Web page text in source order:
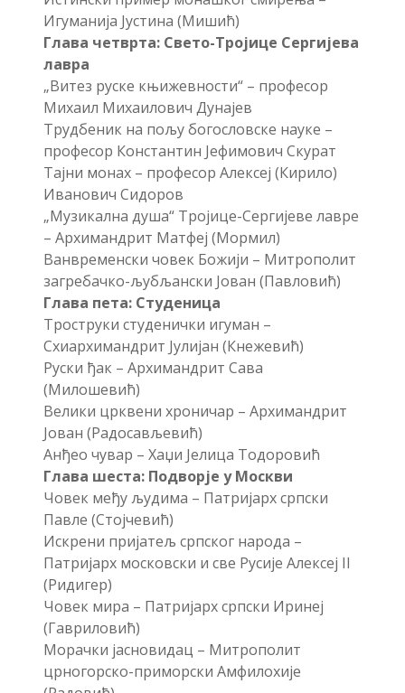
Игуманија Јустина (Мишић)
Глава четврта: Свето-Тројице Сергијева
лавра
„Витез руске књижевности“ – професор
Михаил Михаилович Дунајев
Трудбеник на пољу богословске науке –
професор Константин Јефимович Скурат
Тајни монах – професор Алексеј (Кирило)
Иванович Сидоров
„Музикална душа“ Тројице-Сергијеве лавре
– Архимандрит Матфеј (Мормил)
Ванвременски човек Божији – Митрополит
загребачко-љубљански Јован (Павловић)
Глава пета: Студеница
Троструки студенички игуман –
Схиархимандрит Јулијан (Кнежевић)
Руски ђак – Архимандрит Сава
(Милошевић)
Велики црквени хроничар – Архимандрит
Јован (Радосављевић)
Анђео чувар – Хаџи Јелица Тодоровић
Глава шеста: Подворје у Москви
Човек међу људима – Патријарх српски
Павле (Стојчевић)
Искрени пријатељ српског народа –
Патријарх московски и све Русије Алексеј II
(Ридигер)
Човек мира – Патријарх српски Иринеј
(Гавриловић)
Морачки јасновидац – Митрополит
црногорско-приморски Амфилохије